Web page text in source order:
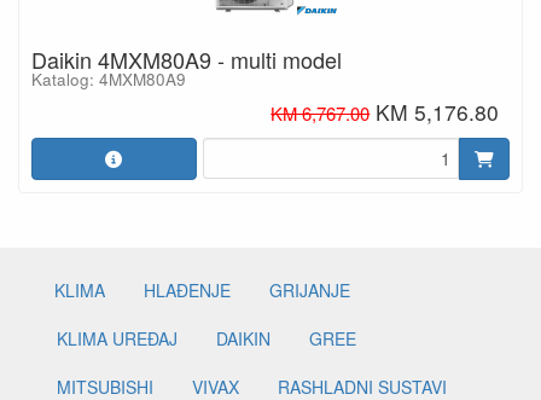
Daikin 4MXM80A9 - multi model
Katalog: 4MXM80A9
KM 6,767.00 KM 5,176.80
KLIMA HLAĐENJE
GRIJANJE
KLIMA UREĐAJ
DAIKIN
GREE
MITSUBISHI
VIVAX
RASHLADNI SUSTAVI